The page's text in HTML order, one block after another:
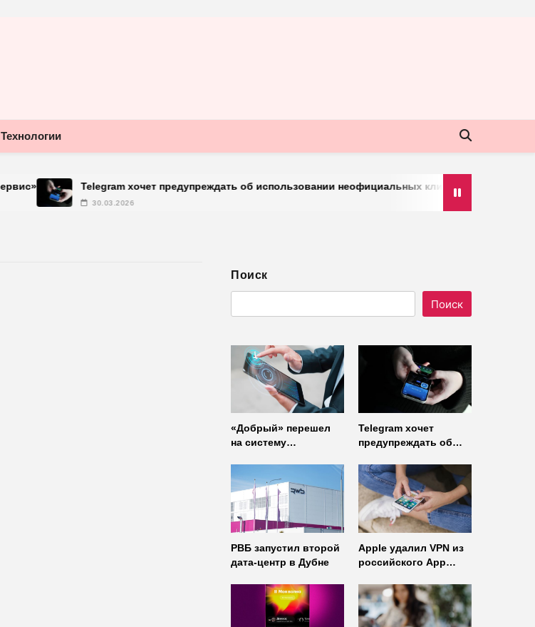
Технологии
Telegram хочет предупреждать об использовании неофициальных клиентов мессенджера
30.03.2026
Поиск
Поиск
«Добрый» перешел
на систему
«Газинформсервис»
Telegram хочет
предупреждать об
неофициальных
клиентов
мессенджера
РВБ запустил второй
дата-центр в Дубне
Apple удалил VPN из
российского App